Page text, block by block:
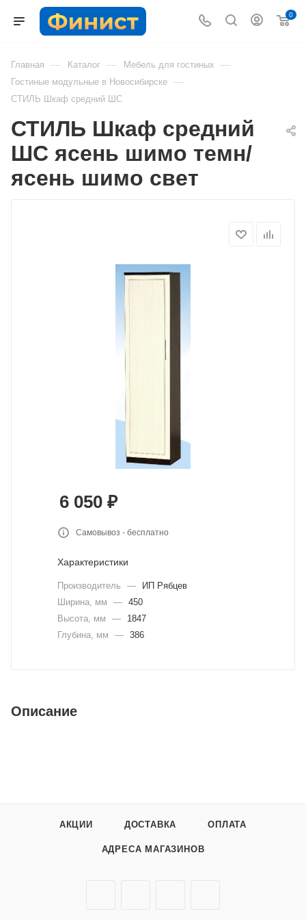
0
Главная — Каталог — Мебель для гостиных —
Гостиные модульные в Новосибирске —
СТИЛЬ Шкаф средний ШС
СТИЛЬ Шкаф средний
ШС ясень шимо темн/
ясень шимо свет
6 050 ₽
Самовывоз - бесплатно
Характеристики
Производитель —
ИП Рябцев
Ширина, мм
— 450
Высота, мм
—
1847
Глубина, мм
— 386
Описание
АКЦИИ ДОСТАВКА ОПЛАТА
АДРЕСА МАГАЗИНОВ